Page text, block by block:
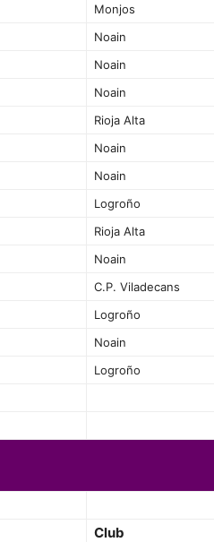
Monjos
Noain
Noain
Noain
Rioja Alta
Noain
Noain
Logroño
Rioja Alta
Noain
C.P. Viladecans
Logroño
Noain
Logroño
Club